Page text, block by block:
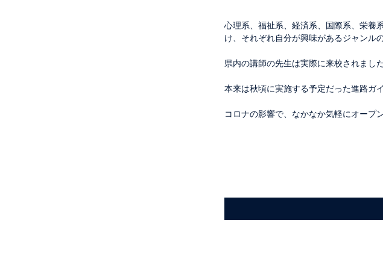
心理系、福祉系、経済系、国際系、栄養
け、それぞれ自分が興味があるジャンル
県内の講師の先生は実際に来校されまし
本来は秋頃に実施する予定だった進路ガ
コロナの影響で、なかなか気軽にオープ